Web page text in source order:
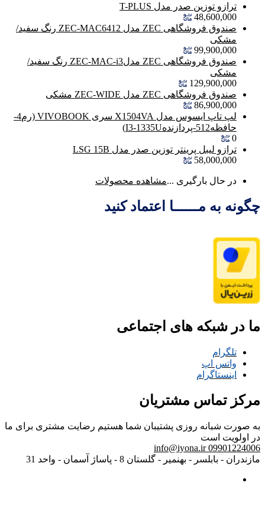
ترازو توزین صدر مدل T-PLUS
48,600,000
صندوق فروشگاهی ZEC مدل ZEC-MAC6412 رنگ سفید/
مشکی
99,900,000
صندوق فروشگاهی ZEC مدلZEC-MAC-i3 رنگ سفید/
مشکی
129,900,000
صندوق فروشگاهی ZEC مدل ZEC-WIDE مشکی
86,900,000
لپ تاپ ایسوس مدل X1504VA سری VIVOBOOK (رم4-
حافظه512-پردازندهI3-1335U)
0
ترازو لیبل پرینتر توزین صدر مدل LSG 15B
58,000,000
در حال بارگیری ...مشاهده محصولات
چگونه به مــــــا اعتماد کنید
ما در شبکه های اجتماعی
تلگرام
واتس اپ
اینستاگرام
مرکز تماس مشتریان
به صورت شبانه روزی پشتیبان شما هستیم رضایت مشتری برای ما
در اولویت است
09901224006
info@iyona.ir
مازندران - بابلسر - بهنمیر - گلستان 8 - پاساژ آسمان - واحد 31